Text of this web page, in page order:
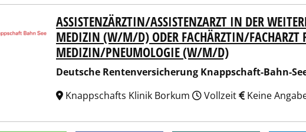
Rentenversicherung Knappschaft-Bahn-See
ASSISTENZÄRZTIN/ASSISTENZARZT IN DER
MEDIZIN (W/M/D) ODER FACHÄRZTIN/FACHARZT
MEDIZIN/PNEUMOLOGIE (W/M/D)
Deutsche Rentenversicherung Knappschaft-Bahn-
Knappschafts Klinik Borkum
Vollzeit Keine